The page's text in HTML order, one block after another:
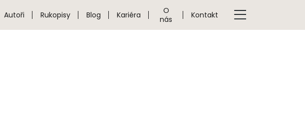
Autoři Rukopisy Blog Kariéra
O
nás
Kontakt